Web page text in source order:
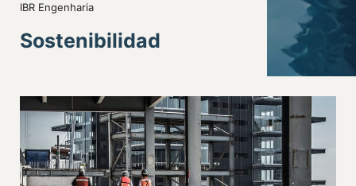
IBR Engenharia
Sostenibilidad